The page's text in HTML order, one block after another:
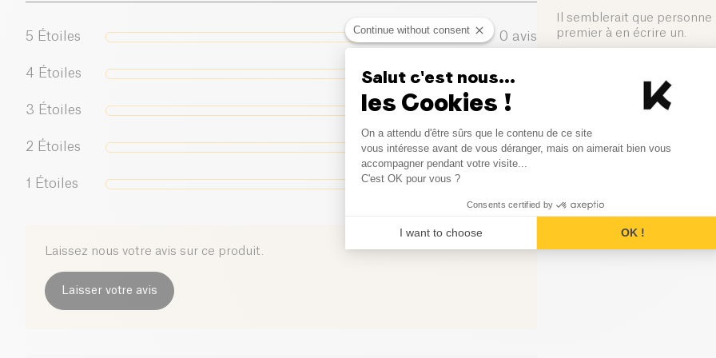
Jour 11 à 15: 2/3 nouvelle
Jour 16: transition totale vers
5 Étoiles 0 avis
4 Étoiles
3 Étoiles 0
2 Étoiles 0 avis
1 Étoiles
Laissez nous votre avis sur ce produit.
Laisser votre avis
Il semblerait que
premier à en écrire un.
Laisser votre avis
Continue without consent
Salut c'est nous...
les Cookies !
Consent Management
On a attendu d'être sûrs que le contenu de ce site
vous intéresse avant de vous déranger, mais on aimerait bien vous
accompagner pendant votre visite...
C'est OK pour vous ?
Consents certified by
I want to choose OK !
Axeptio consent